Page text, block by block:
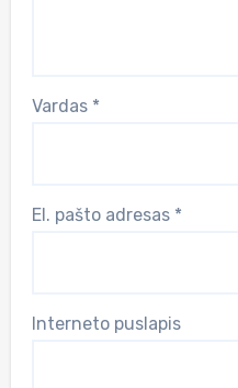
Vardas *
El. pašto adresas *
Interneto puslapis